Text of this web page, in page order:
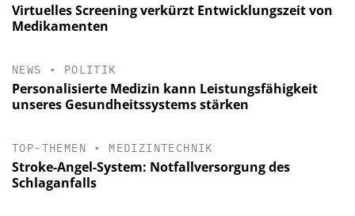
Virtuelles Screening verkürzt Entwicklungszeit von
Medikamenten
NEWS • POLITIK
Personalisierte Medizin kann Leistungsfähigkeit
unseres Gesundheitssystems stärken
TOP-THEMEN • MEDIZINTECHNIK
Stroke-Angel-System: Notfallversorgung des
Schlaganfalls